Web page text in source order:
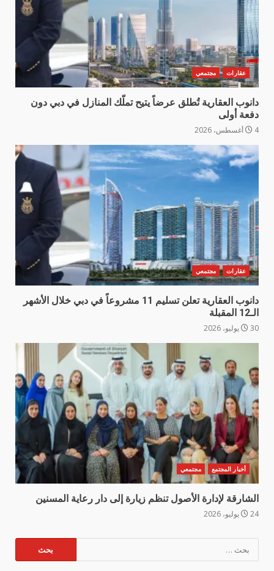
عقارات مجتمعي
دانوب العقارية تُطلق عرضاً يتيح تملّك المنازل في دبي دون
دفعة أولى
4 أغسطس، 2026
عقارات مجتمعي
دانوب العقارية تعلن تسليم 11 مشروعاً في دبي خلال الأشهر
الـ12 المقبلة
30 يوليو، 2026
أخبار المجتمع مجتمعي
الشارقة لإدارة الأصول تنظم زيارة إلى دار رعاية المسنين
24 يوليو، 2026
عن: